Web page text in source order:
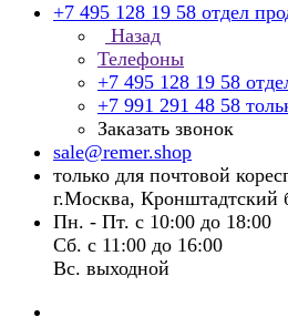
+7 495 128 19 58 отдел
Назад
Телефоны
+7 495 128 19 58
+7 991 291 48 58
Заказать звонок
sale@remer.shop
только для почтовой
г.Москва, Кронштадтский
Пн. - Пт. с 10:00 до 18:00
Сб. с 11:00 до 16:00
Вс. выходной